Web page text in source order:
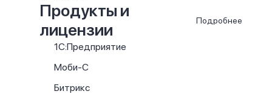
Продукты и
лицензии
Подробнее
1С:Предприятие
Моби-С
Битрикс